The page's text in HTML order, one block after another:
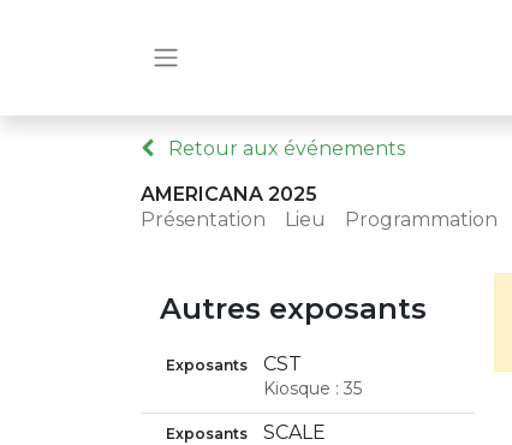
Retour aux événements
AMERICANA 2025
Présentation
Lieu Programmation
Autres exposants
Exposants CST
Kiosque : 35
Exposants SCALE